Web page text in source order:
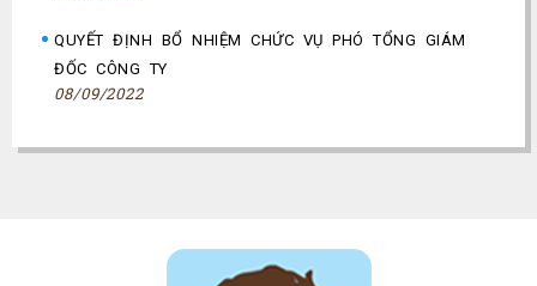
QUYẾT ĐỊNH BỔ NHIỆM CHỨC VỤ PHÓ TỔNG GIÁM
ĐỐC CÔNG TY
08/09/2022